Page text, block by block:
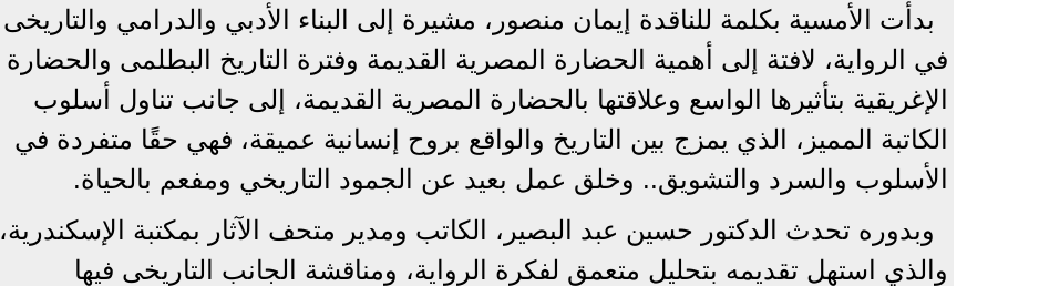
بدأت الأمسية بكلمة للناقدة إيمان منصور، مشيرة إلى البناء الأدبي والدرامي والتاريخى
في الرواية، لافتة إلى أهمية الحضارة المصرية القديمة وفترة التاريخ البطلمى والحضارة
الإغريقية بتأثيرها الواسع وعلاقتها بالحضارة المصرية القديمة، إلى جانب تناول أسلوب
الكاتبة المميز، الذي يمزج بين التاريخ والواقع بروح إنسانية عميقة، فهي حقًا متفردة في
الأسلوب والسرد والتشويق.. وخلق عمل بعيد عن الجمود التاريخي ومفعم بالحياة.
وبدوره تحدث الدكتور حسين عبد البصير، الكاتب ومدير متحف الآثار بمكتبة الإسكندرية،
والذي استهل تقديمه بتحليل متعمق لفكرة الرواية، ومناقشة الجانب التاريخى فيها